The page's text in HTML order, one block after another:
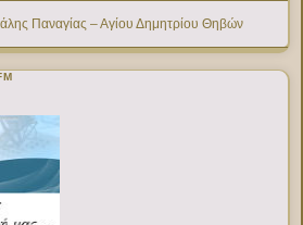
Παναγίας – Αγίου Δημητρίου Θηβών